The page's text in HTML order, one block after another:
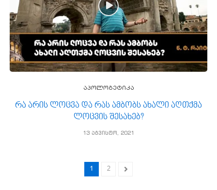
აპოლოგეტიკა
რა არის ლოცვა და რას ამბობს ახალი აღთქმა
ლოცვის შესახებ?
13 აგვისტო, 2021
1 2